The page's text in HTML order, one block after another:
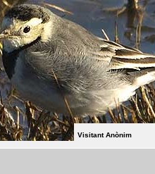
Visitant Anònim